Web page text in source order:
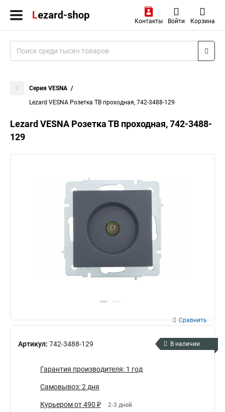
Контакты Войти Корзина
Серия VESNA
Lezard VESNA Розетка ТВ проходная, 742-3488-129
Lezard VESNA Розетка ТВ проходная, 742-3488-
129
Артикул: 742-3488-129
Сравнить
В наличии
Гарантия производителя: 1 год
Самовывоз: 2 дня
Курьером от 490 ₽ 2-3 дней